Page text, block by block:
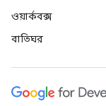
ওয়ার্কবক্স
বাতিঘর